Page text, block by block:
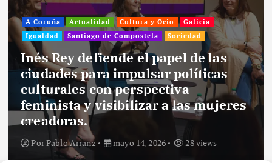
A Coruña Actualidad Cultura y Ocio
Galicia
Igualdad
Santiago de Compostela Sociedad
Inés Rey defiende el papel de las
ciudades para impulsar políticas
culturales con perspectiva
feminista y visibilizar a las mujeres
creadoras.
PorPablo Arranz mayo 14, 2026 28 views